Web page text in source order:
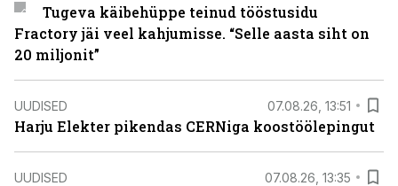
Tugeva käibehüppe teinud tööstusidu
Fractory jäi veel kahjumisse. “Selle aasta siht on
20 miljonit”
UUDISED 07.08.26, 13:51
Harju Elekter pikendas CERNiga koostöölepingut
UUDISED 07.08.26, 13:35